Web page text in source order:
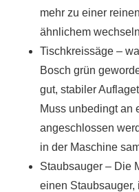
mehr zu einer
ähnlichem
Tischkreissäge –
Bosch grün
gut, stabiler
Muss unbedingt an
angeschlossen
in der Maschine
Staubsauger – Die
einen Staubsauger,